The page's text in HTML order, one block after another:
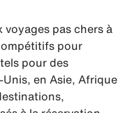
pas chers à
pour
pour des
en Asie, Afrique